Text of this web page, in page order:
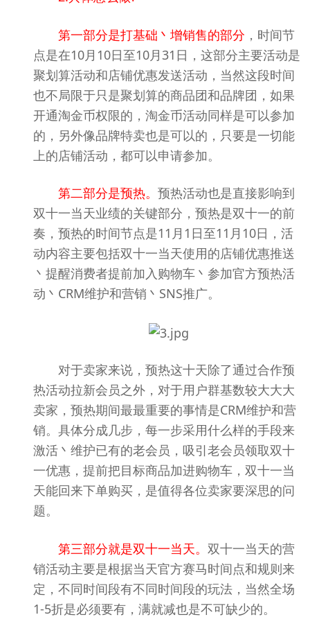
第一部分是打基础丶增销售的部分 ，时间节
点是在10月10日至10月31日，这部分主要活动是
聚划算活动和店铺优惠发送活动，当然这段时间
也不局限于只是聚划算的商品团和品牌团，如果
开通淘金币权限的，淘金币活动同样是可以参加
的，另外像品牌特卖也是可以的，只要是一切能
上的店铺活动，都可以申请参加。
第二部分是预热。 预热活动也是直接影响到
双十一当天业绩的关键部分，预热是双十一的前
奏，预热的时间节点是11月1日至11月10日，活
动内容主要包括双十一当天使用的店铺优惠推送
丶提醒消费者提前加入购物车丶参加官方预热活
动丶CRM维护和营销丶SNS推广。
对于卖家来说，预热这十天除了通过合作预
热活动拉新会员之外，对于用户群基数较大大大
卖家，预热期间最最重要的事情是CRM维护和营
销。具体分成几步，每一步采用什么样的手段来
激活丶维护已有的老会员，吸引老会员领取双十
一优惠，提前把目标商品加进购物车，双十一当
天能回来下单购买，是值得各位卖家要深思的问
题。
第三部分就是双十一当天。 双十一当天的营
销活动主要是根据当天官方赛马时间点和规则来
定，不同时间段有不同时间段的玩法，当然全场
1-5折是必须要有，满就减也是不可缺少的。